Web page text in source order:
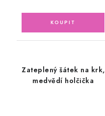
Zateplený šátek na krk,
medvědí holčička